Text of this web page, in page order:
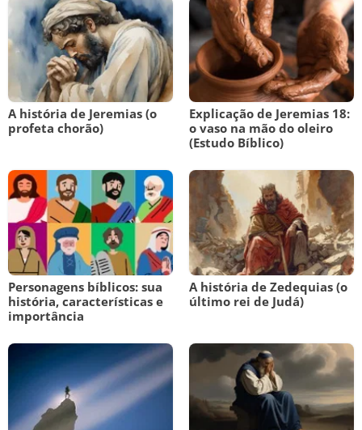
A história de Jeremias (o
profeta chorão)
Explicação de Jeremias 18:
o vaso na mão do oleiro
(Estudo Bíblico)
Personagens bíblicos: sua
história, características e
importância
A história de Zedequias (o
último rei de Judá)